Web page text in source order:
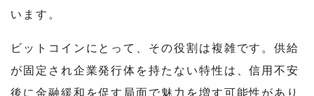
います。
ビットコインにとって、その役割は複雑です。供給
が固定され企業発行体を持たない特性は、信用不安
後に金融緩和を促す局面で魅力を増す可能性があり